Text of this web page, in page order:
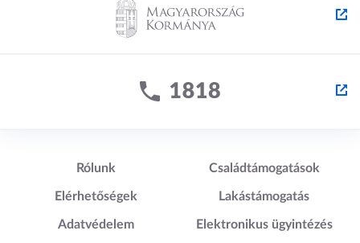
Lábléc1
Rólunk
Elérhetőségek
Adatvédelem
Lábléc2
Családtámogatások
Lakástámogatás
Elektronikus ügyintézés